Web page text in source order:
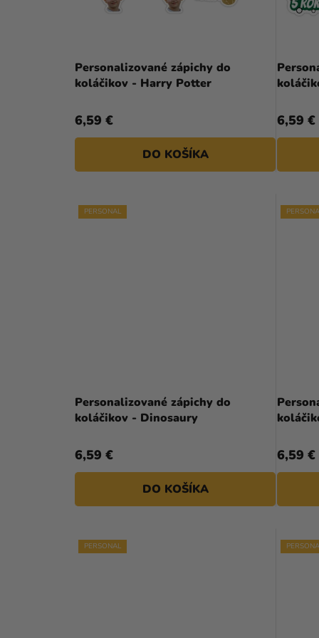
D
U
K
T
O
Personalizované zápichy do
koláčikov - Harry Potter
6,59 €
DO KOŠÍKA
6,59 €
PERSONAL
Personalizované zápichy do
koláčikov - Dinosaury
6,59 €
DO KOŠÍKA
6,59 €
PERSONAL